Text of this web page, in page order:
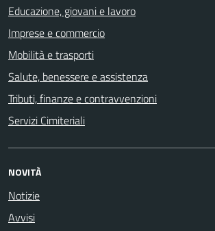
Educazione, giovani e lavoro
Imprese e commercio
Mobilità e trasporti
Salute, benessere e assistenza
Tributi, finanze e contravvenzioni
Servizi Cimiteriali
NOVITÀ
Notizie
Avvisi